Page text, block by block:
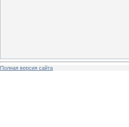
Полная версия сайта